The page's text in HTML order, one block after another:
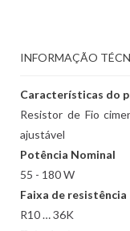
INFORMAÇÃO
Características do
Resistor de Fio
ajustável
Potência Nominal
55 - 180 W
Faixa de resistência
R10 … 36K